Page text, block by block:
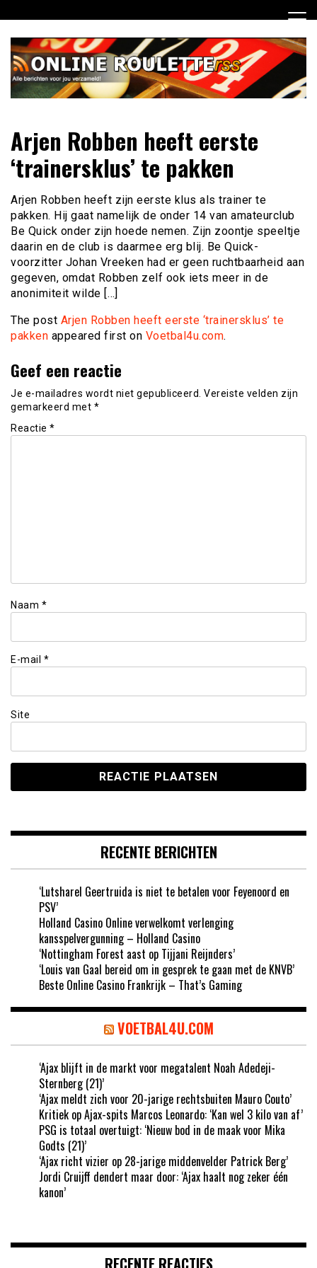
naar
inhoud
Online Roulette RSS
verzameld
Arjen Robben heeft eerste
‘trainersklus’ te pakken
Arjen Robben heeft zijn eerste klus als trainer te
pakken. Hij gaat namelijk de onder 14 van amateurclub
Be Quick onder zijn hoede nemen. Zijn zoontje speeltje
daarin en de club is daarmee erg blij. Be Quick-
voorzitter Johan Vreeken had er geen ruchtbaarheid aan
gegeven, omdat Robben zelf ook iets meer in de
anonimiteit wilde […]
The post Arjen Robben heeft eerste ‘trainersklus’ te
pakken appeared first on Voetbal4u.com.
Geef een reactie
Je e-mailadres wordt niet gepubliceerd. Vereiste velden zijn
gemarkeerd met *
Reactie *
Naam *
E-mail *
Site
RECENTE BERICHTEN
‘Lutsharel Geertruida is niet te betalen voor Feyenoord en
PSV’
Holland Casino Online verwelkomt verlenging
kansspelvergunning – Holland Casino
‘Nottingham Forest aast op Tijjani Reijnders’
‘Louis van Gaal bereid om in gesprek te gaan met de KNVB’
Beste Online Casino Frankrijk – That’s Gaming
VOETBAL4U.COM
‘Ajax blijft in de markt voor megatalent Noah Adedeji-
Sternberg (21)’
‘Ajax meldt zich voor 20-jarige rechtsbuiten Mauro Couto’
Kritiek op Ajax-spits Marcos Leonardo: ‘Kan wel 3 kilo van af’
PSG is totaal overtuigt: ‘Nieuw bod in de maak voor Mika
Godts (21)’
‘Ajax richt vizier op 28-jarige middenvelder Patrick Berg’
Jordi Cruijff dendert maar door: ‘Ajax haalt nog zeker één
kanon’
RECENTE REACTIES